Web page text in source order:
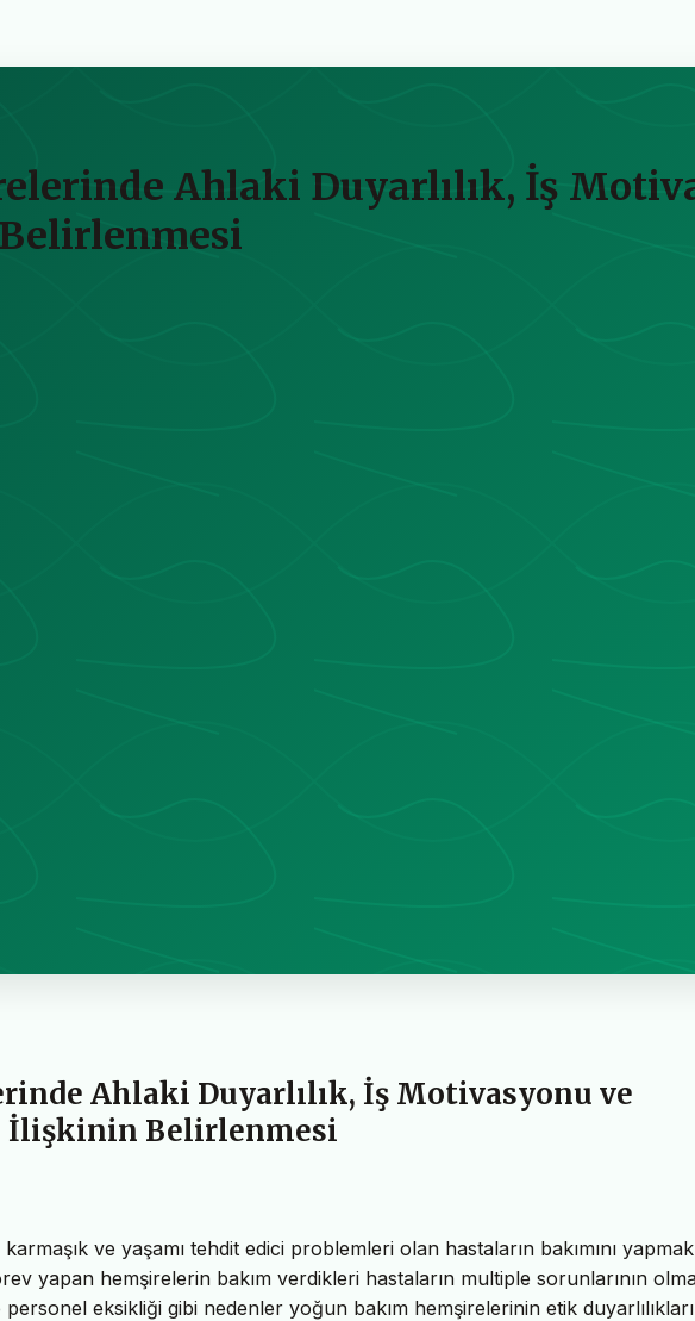
Ahlaki Duyarlılık, İş
Ahlaki Duyarlılık, İş Motivasyonu ve
İlişkinin Belirlenmesi
ve yaşamı tehdit edici problemleri olan hastaların bakımını
yapan hemşirelerin bakım verdikleri hastaların multiple sorunlarının
eksikliği gibi nedenler yoğun bakım hemşirelerinin etik